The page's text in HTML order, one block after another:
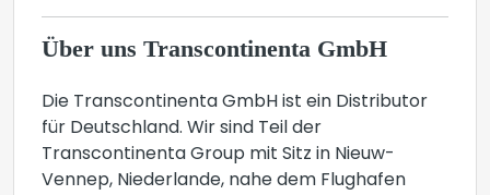
Über uns Transcontinenta GmbH
Die Transcontinenta GmbH ist ein Distributor
für Deutschland. Wir sind Teil der
Transcontinenta Group mit Sitz in Nieuw-
Vennep, Niederlande, nahe dem Flughafen